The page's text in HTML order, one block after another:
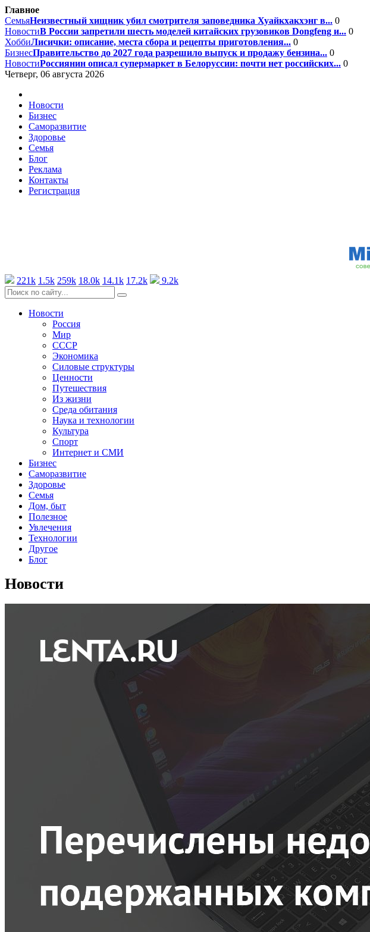
Главное
СемьяНеизвестный хищник убил смотрителя заповедника Хуайкхакхэнг в... 0
НовостиВ России запретили шесть моделей китайских грузовиков Dongfeng и... 0
ХоббиЛисички: описание, места сбора и рецепты приготовления... 0
БизнесПравительство до 2027 года разрешило выпуск и продажу бензина... 0
НовостиРоссиянин описал супермаркет в Белоруссии: почти нет российских... 0
Четверг, 06 августа 2026
Новости
Бизнес
Саморазвитие
Здоровье
Семья
Блог
Реклама
Контакты
Регистрация
221k 1.5k 259k 18.0k 14.1k 17.2k 9.2k
Новости
Россия
Мир
СССР
Экономика
Силовые структуры
Ценности
Путешествия
Из жизни
Среда обитания
Наука и технологии
Культура
Спорт
Интернет и СМИ
Бизнес
Саморазвитие
Здоровье
Семья
Дом, быт
Полезное
Увлечения
Технологии
Другое
Блог
Новости